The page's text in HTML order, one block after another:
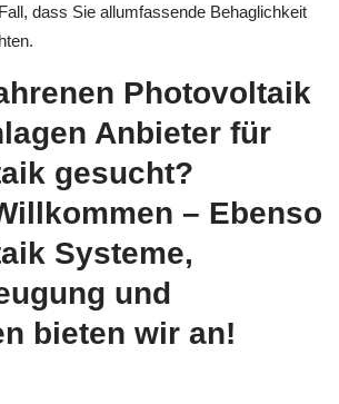
dass Sie allumfassende Behaglichkeit
Photovoltaik
Anbieter für
gesucht?
– Ebenso
Systeme,
und
bieten wir an!